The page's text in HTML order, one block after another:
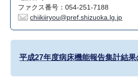
ファクス番号：054-251-7188
chiikiiryou@pref.shizuoka.lg.jp
平成27年度病床機能報告集計結果